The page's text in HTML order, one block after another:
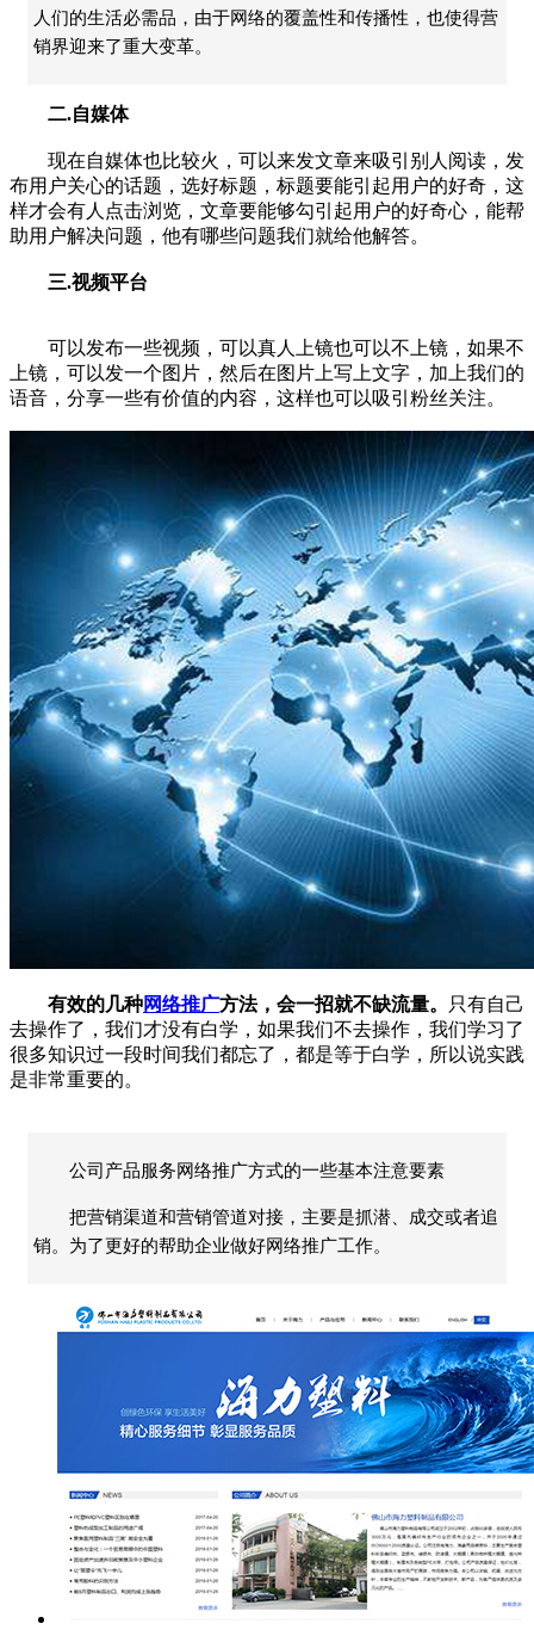
人们的生活必需品，由于网络的覆盖性和传播性，也使得营
销界迎来了重大变革。
二.自媒体
现在自媒体也比较火，可以来发文章来吸引别人阅读，发
布用户关心的话题，选好标题，标题要能引起用户的好奇，这
样才会有人点击浏览，文章要能够勾引起用户的好奇心，能帮
助用户解决问题，他有哪些问题我们就给他解答。
三.视频平台
可以发布一些视频，可以真人上镜也可以不上镜，如果不
上镜，可以发一个图片，然后在图片上写上文字，加上我们的
语音，分享一些有价值的内容，这样也可以吸引粉丝关注。
有效的几种网络推广方法，会一招就不缺流量。
只有自己
去操作了，我们才没有白学，如果我们不去操作，我们学习了
很多知识过一段时间我们都忘了，都是等于白学，所以说实践
是非常重要的。
公司产品服务网络推广方式的一些基本注意要素
把营销渠道和营销管道对接，主要是抓潜、成交或者追
销。为了更好的帮助企业做好网络推广工作。